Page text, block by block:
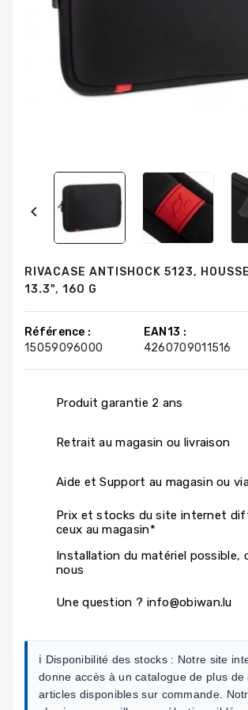

RIVACASE ANTISHOCK 5123,
13.3", 160 G
Référence :
15059096000
EAN13 :
4260709011516
Produit garantie 2 ans
Retrait au magasin ou livraison
Aide et Support au magasin ou
Prix et stocks du site internet
ceux au magasin*
Installation du matériel possible,
nous
Une question ? info@obiwan.lu
ℹ️ Disponibilité des stocks : Notre site
donne accès à un catalogue de plus de
articles disponibles sur commande.